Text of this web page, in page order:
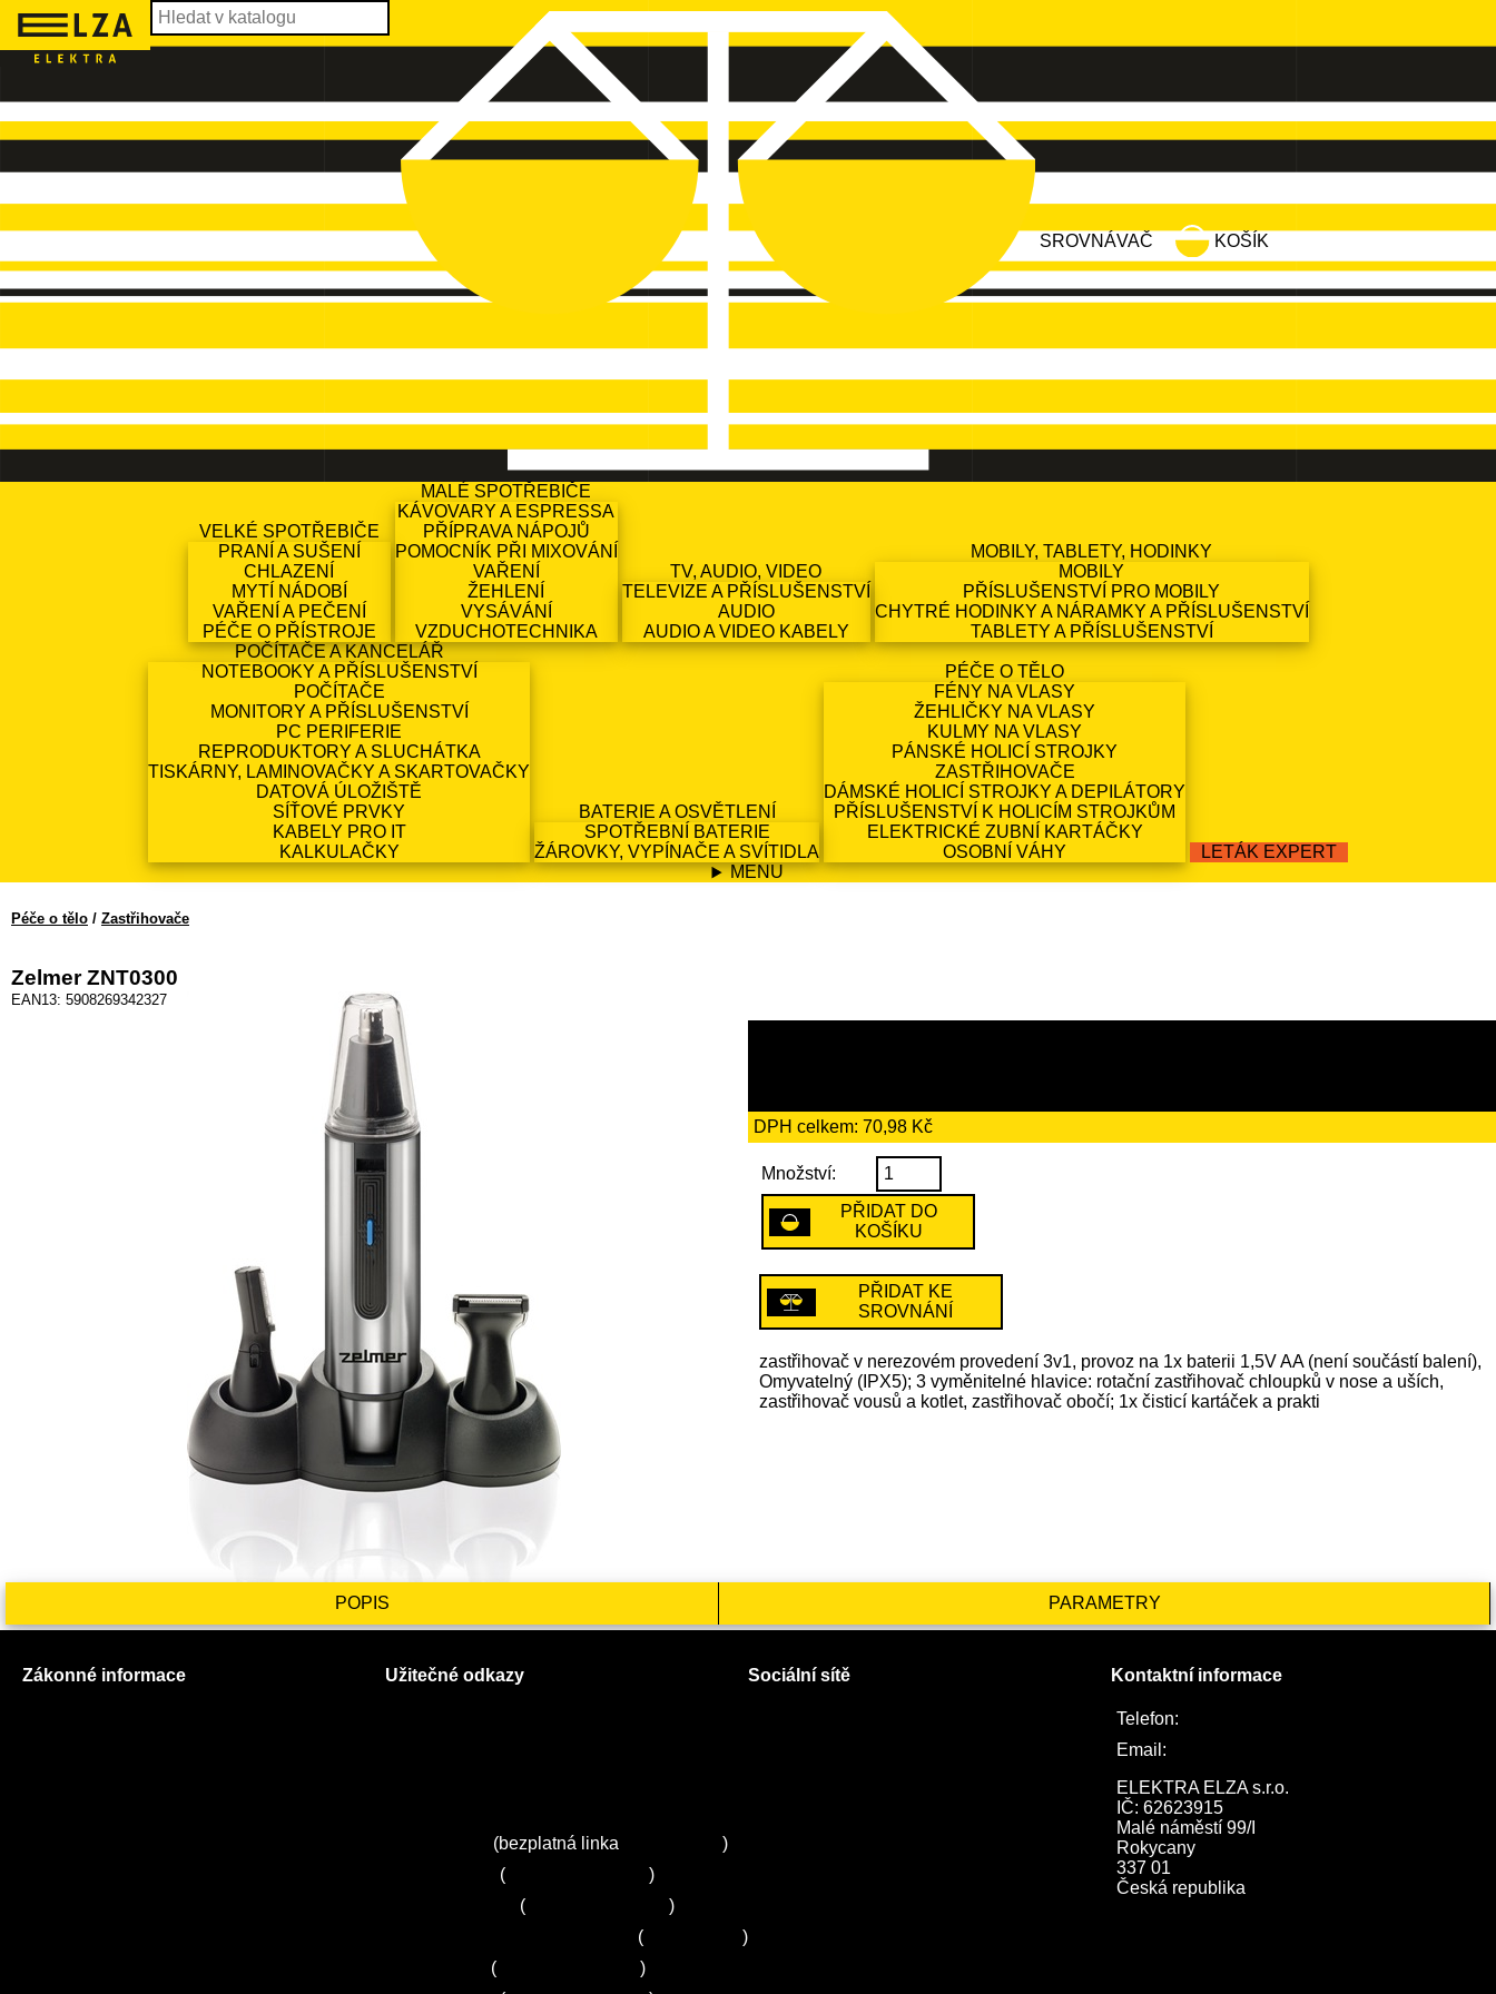
SROVNÁVAČ KOŠÍK
VELKÉ SPOTŘEBIČE
PRANÍ A SUŠENÍ
CHLAZENÍ
MYTÍ NÁDOBÍ
VAŘENÍ A PEČENÍ
PÉČE O PŘÍSTROJE
MALÉ SPOTŘEBIČE
KÁVOVARY A ESPRESSA
PŘÍPRAVA NÁPOJŮ
POMOCNÍK PŘI MIXOVÁNÍ
VAŘENÍ
ŽEHLENÍ
VYSÁVÁNÍ
VZDUCHOTECHNIKA
TV, AUDIO, VIDEO
TELEVIZE A PŘÍSLUŠENSTVÍ
AUDIO
AUDIO A VIDEO KABELY
MOBILY, TABLETY, HODINKY
MOBILY
PŘÍSLUŠENSTVÍ PRO MOBILY
CHYTRÉ HODINKY A NÁRAMKY A PŘÍSLUŠENSTVÍ
TABLETY A PŘÍSLUŠENSTVÍ
POČÍTAČE A KANCELÁŘ
NOTEBOOKY A PŘÍSLUŠENSTVÍ
POČÍTAČE
MONITORY A PŘÍSLUŠENSTVÍ
PC PERIFERIE
REPRODUKTORY A SLUCHÁTKA
TISKÁRNY, LAMINOVAČKY A SKARTOVAČKY
DATOVÁ ÚLOŽIŠTĚ
SÍŤOVÉ PRVKY
KABELY PRO IT
KALKULAČKY
BATERIE A OSVĚTLENÍ
SPOTŘEBNÍ BATERIE
ŽÁROVKY, VYPÍNAČE A SVÍTIDLA
PÉČE O TĚLO
FÉNY NA VLASY
ŽEHLIČKY NA VLASY
KULMY NA VLASY
PÁNSKÉ HOLICÍ STROJKY
ZASTŘIHOVAČE
DÁMSKÉ HOLICÍ STROJKY A DEPILÁTORY
PŘÍSLUŠENSTVÍ K HOLICÍM STROJKŮM
ELEKTRICKÉ ZUBNÍ KARTÁČKY
OSOBNÍ VÁHY
LETÁK EXPERT
MENU
Péče o tělo / Zastřihovače
Zelmer ZNT0300
EAN13: 5908269342327
DPH celkem: 70,98 Kč
Množství:
PŘIDAT DO
KOŠÍKU
PŘIDAT KE
SROVNÁNÍ
zastřihovač v nerezovém provedení 3v1, provoz na 1x baterii 1,5V AA (není součástí balení),
Omyvatelný (IPX5); 3 vyměnitelné hlavice: rotační zastřihovač chloupků v nose a uších,
zastřihovač vousů a kotlet, zastřihovač obočí; 1x čisticí kartáček a prakti
POPIS PARAMETRY
Zákonné informace Užitečné odkazy
(bezplatná linka
)
(
)
(
)
(
)
(
)
Sociální sítě Kontaktní informace
Telefon:
Email:
ELEKTRA ELZA s.r.o.
IČ: 62623915
Malé náměstí 99/I
Rokycany
337 01
Česká republika